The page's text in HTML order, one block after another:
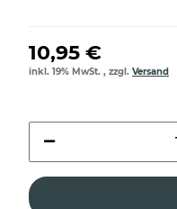
10,95 €
inkl. 19% MwSt. , zzgl. Versand